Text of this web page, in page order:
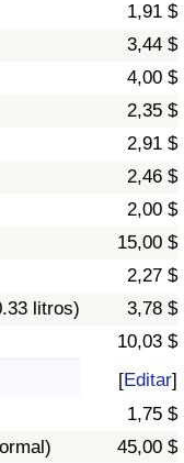
1,91 $
3,44 $
4,00 $
2,35 $
2,91 $
2,46 $
2,00 $
15,00 $
2,27 $
litros)
3,78 $
10,03 $
[Editar]
1,75 $
45,00 $